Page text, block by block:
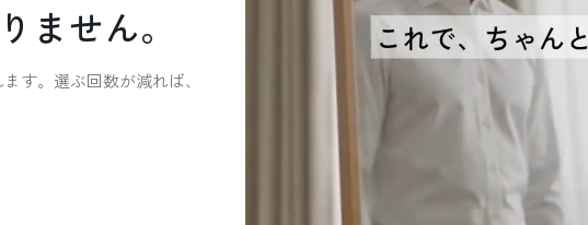
り ません。
す。選ぶ回数が減れば、